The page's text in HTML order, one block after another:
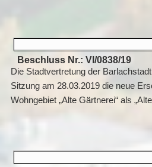
Beschluss Nr.: VI/0838/19
Die Stadtvertretung der
Sitzung am 28.03.2019 die neue
Wohngebiet „Alte Gärtnerei“ als